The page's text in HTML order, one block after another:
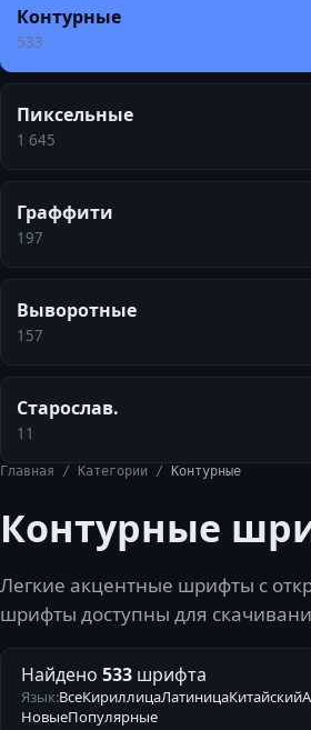
Контурные
533
Пиксельные
1 645
Граффити
197
Выворотные
157
Старослав.
11
Главная / Категории / Контурные
Контурные
Легкие акцентные шрифты с
шрифты доступны для
Найдено 533 шрифта
Язык:ВсеКириллицаЛатиницаКитайский
НовыеПопулярные